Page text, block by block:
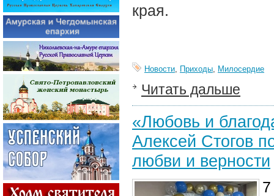
края.
Новости, Приходы, Милосердие
Читать дальше
«Любовь и
Алексей Стогов
любви и верности